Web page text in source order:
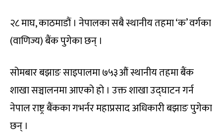
२८ माघ, काठमाडौं । नेपालका सबै स्थानीय तहमा ‘क’ वर्गका
(वाणिज्य) बैंक पुगेका छन् ।
सोमबार बझाङ साइपालमा ७५३औं स्थानीय तहमा बैंक
शाखा सञ्चालनमा आएको हो । उक्त शाखा उद्घाटन गर्न
नेपाल राष्ट्र बैंकका गभर्नर महाप्रसाद अधिकारी बझाङ पुगेका
छन् ।